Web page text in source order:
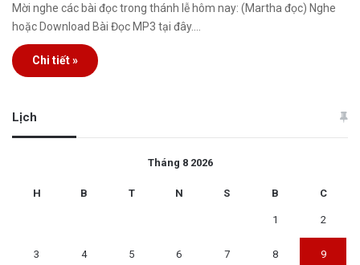
Mời nghe các bài đọc trong thánh lễ hôm nay: (Martha đọc) Nghe
hoặc Download Bài Đọc MP3 tại đây.…
Chi tiết »
Lịch
Tháng 8 2026
H B T N S B C
1 2
3 4 5 6 7 8 9